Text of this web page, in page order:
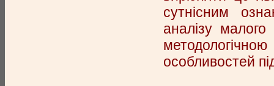
сутнісним
аналізу
особливостей